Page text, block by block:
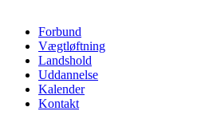
Forbund
Vægtløftning
Landshold
Uddannelse
Kalender
Kontakt